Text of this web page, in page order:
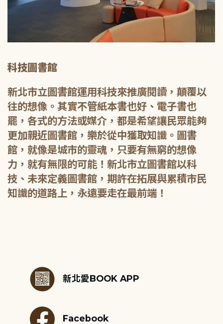
科技圖書館
新北市立圖書館運用科技來推廣閱讀，顛覆以
往的想像。其實不管紙本書也好、電子書也
罷，各式的方法或媒介，都是希望讓民眾能夠
更加親近圖書館，樂於從中獲取知識。圖書
館，就像是城市的靈魂，只要有無窮的想像
力，就有無限的可能！新北市立圖書館以科
技、未來定義圖書館，期許在拓展與累積市民
知識的道路上，永遠要走在最前端！
新北愛BOOK APP
Facebook